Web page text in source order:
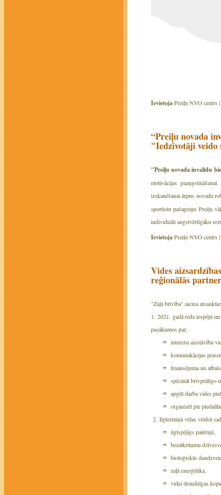
IevietojaPreiļu NVO centrs |
“Preiļu novada
"Iedzīvotāji veido
"Preiļu novada invalīdu
motivācijas
izskanēšanai ārpus novada
sportistu pašapziņu Preiļu
individuāli augstvērtīgāku
IevietojaPreiļu NVO centrs |
Vides
reģionālās
"Zaļā brīvība" aicina
1. 2021. gadā redz iespēju
pasākumos par:
interešu aizstāvību
komunukācijas
finansējuma un
spēcināt brīvprātīgo
apgūt darba vides
organizēt pie
2. Ilgtermiņā vēlas veidot
ilgtspējīgs patēriņš,
bezatkritumu
bioloģiskās
zaļā enerģētika,
videi draudzīgas